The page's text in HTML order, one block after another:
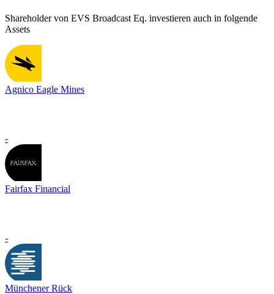
Shareholder von EVS Broadcast Eq. investieren auch in folgende
Assets
Agnico Eagle Mines
-
Fairfax Financial
-
Münchener Rück